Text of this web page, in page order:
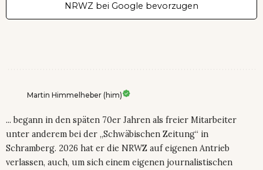
NRWZ bei Google bevorzugen
Martin Himmelheber (him)
... begann in den späten 70er Jahren als freier Mitarbeiter
unter anderem bei der „Schwäbischen Zeitung“ in
Schramberg. 2026 hat er die NRWZ auf eigenen Antrieb
verlassen, auch, um sich einem eigenen journalistischen